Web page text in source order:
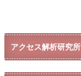
アクセス解析研究所